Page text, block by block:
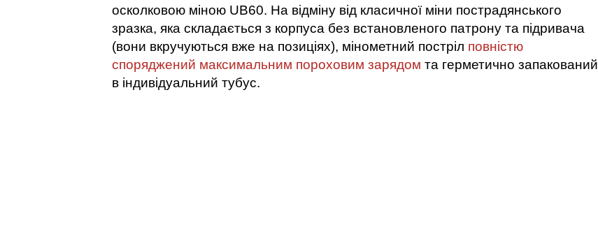
осколковою міною UB60. На відміну від класичної міни пострадянського
зразка, яка складається з корпуса без встановленого патрону та підривача
(вони вкручуються вже на позиціях), мінометний постріл повністю
споряджений максимальним пороховим зарядом та герметично запакований
в індивідуальний тубус.